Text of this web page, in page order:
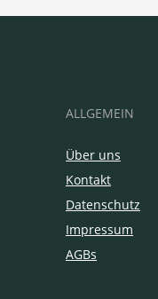
ALLGEMEIN
Über uns
Kontakt
Datenschutz
Impressum
AGBs